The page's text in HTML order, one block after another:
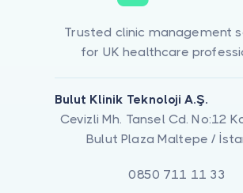
Trusted clinic management
for UK healthcare
Bulut Klinik Teknoloji A.Ş.
Cevizli Mh. Tansel Cd. No:12
Bulut Plaza Maltepe /
0850 711 11 33